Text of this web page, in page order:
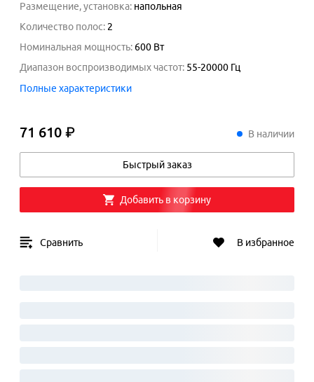
Размещение, установка: напольная
Количество полос: 2
Номинальная мощность:600 Вт
Диапазон воспроизводимых частот: 55-20000 Гц
Полные характеристики
71 610 ₽71 610 ₽ В наличии
Быстрый заказ
Добавить в корзину
Сравнить В избранное